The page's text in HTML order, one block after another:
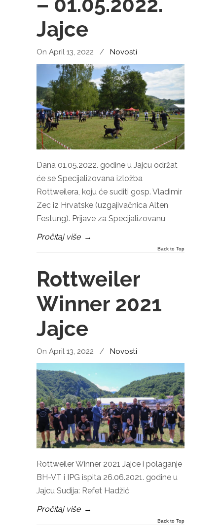
Jajce
On April 13, 2022 / Novosti
Dana 01.05.2022. godine u Jajcu održat
će se Specijalizovana izložba
Rottweilera, koju će suditi gosp. Vladimir
Zec iz Hrvatske (uzgajivačnica Alten
Festung). Prijave za Specijalizovanu
Pročitaj više →
Back to Top
Rottweiler
Winner 2021
Jajce
On April 13, 2022 / Novosti
Rottweiler Winner 2021 Jajce i polaganje
BH-VT i IPG ispita 26.06.2021. godine u
Jajcu Sudija: Refet Hadžić
Pročitaj više →
Back to Top